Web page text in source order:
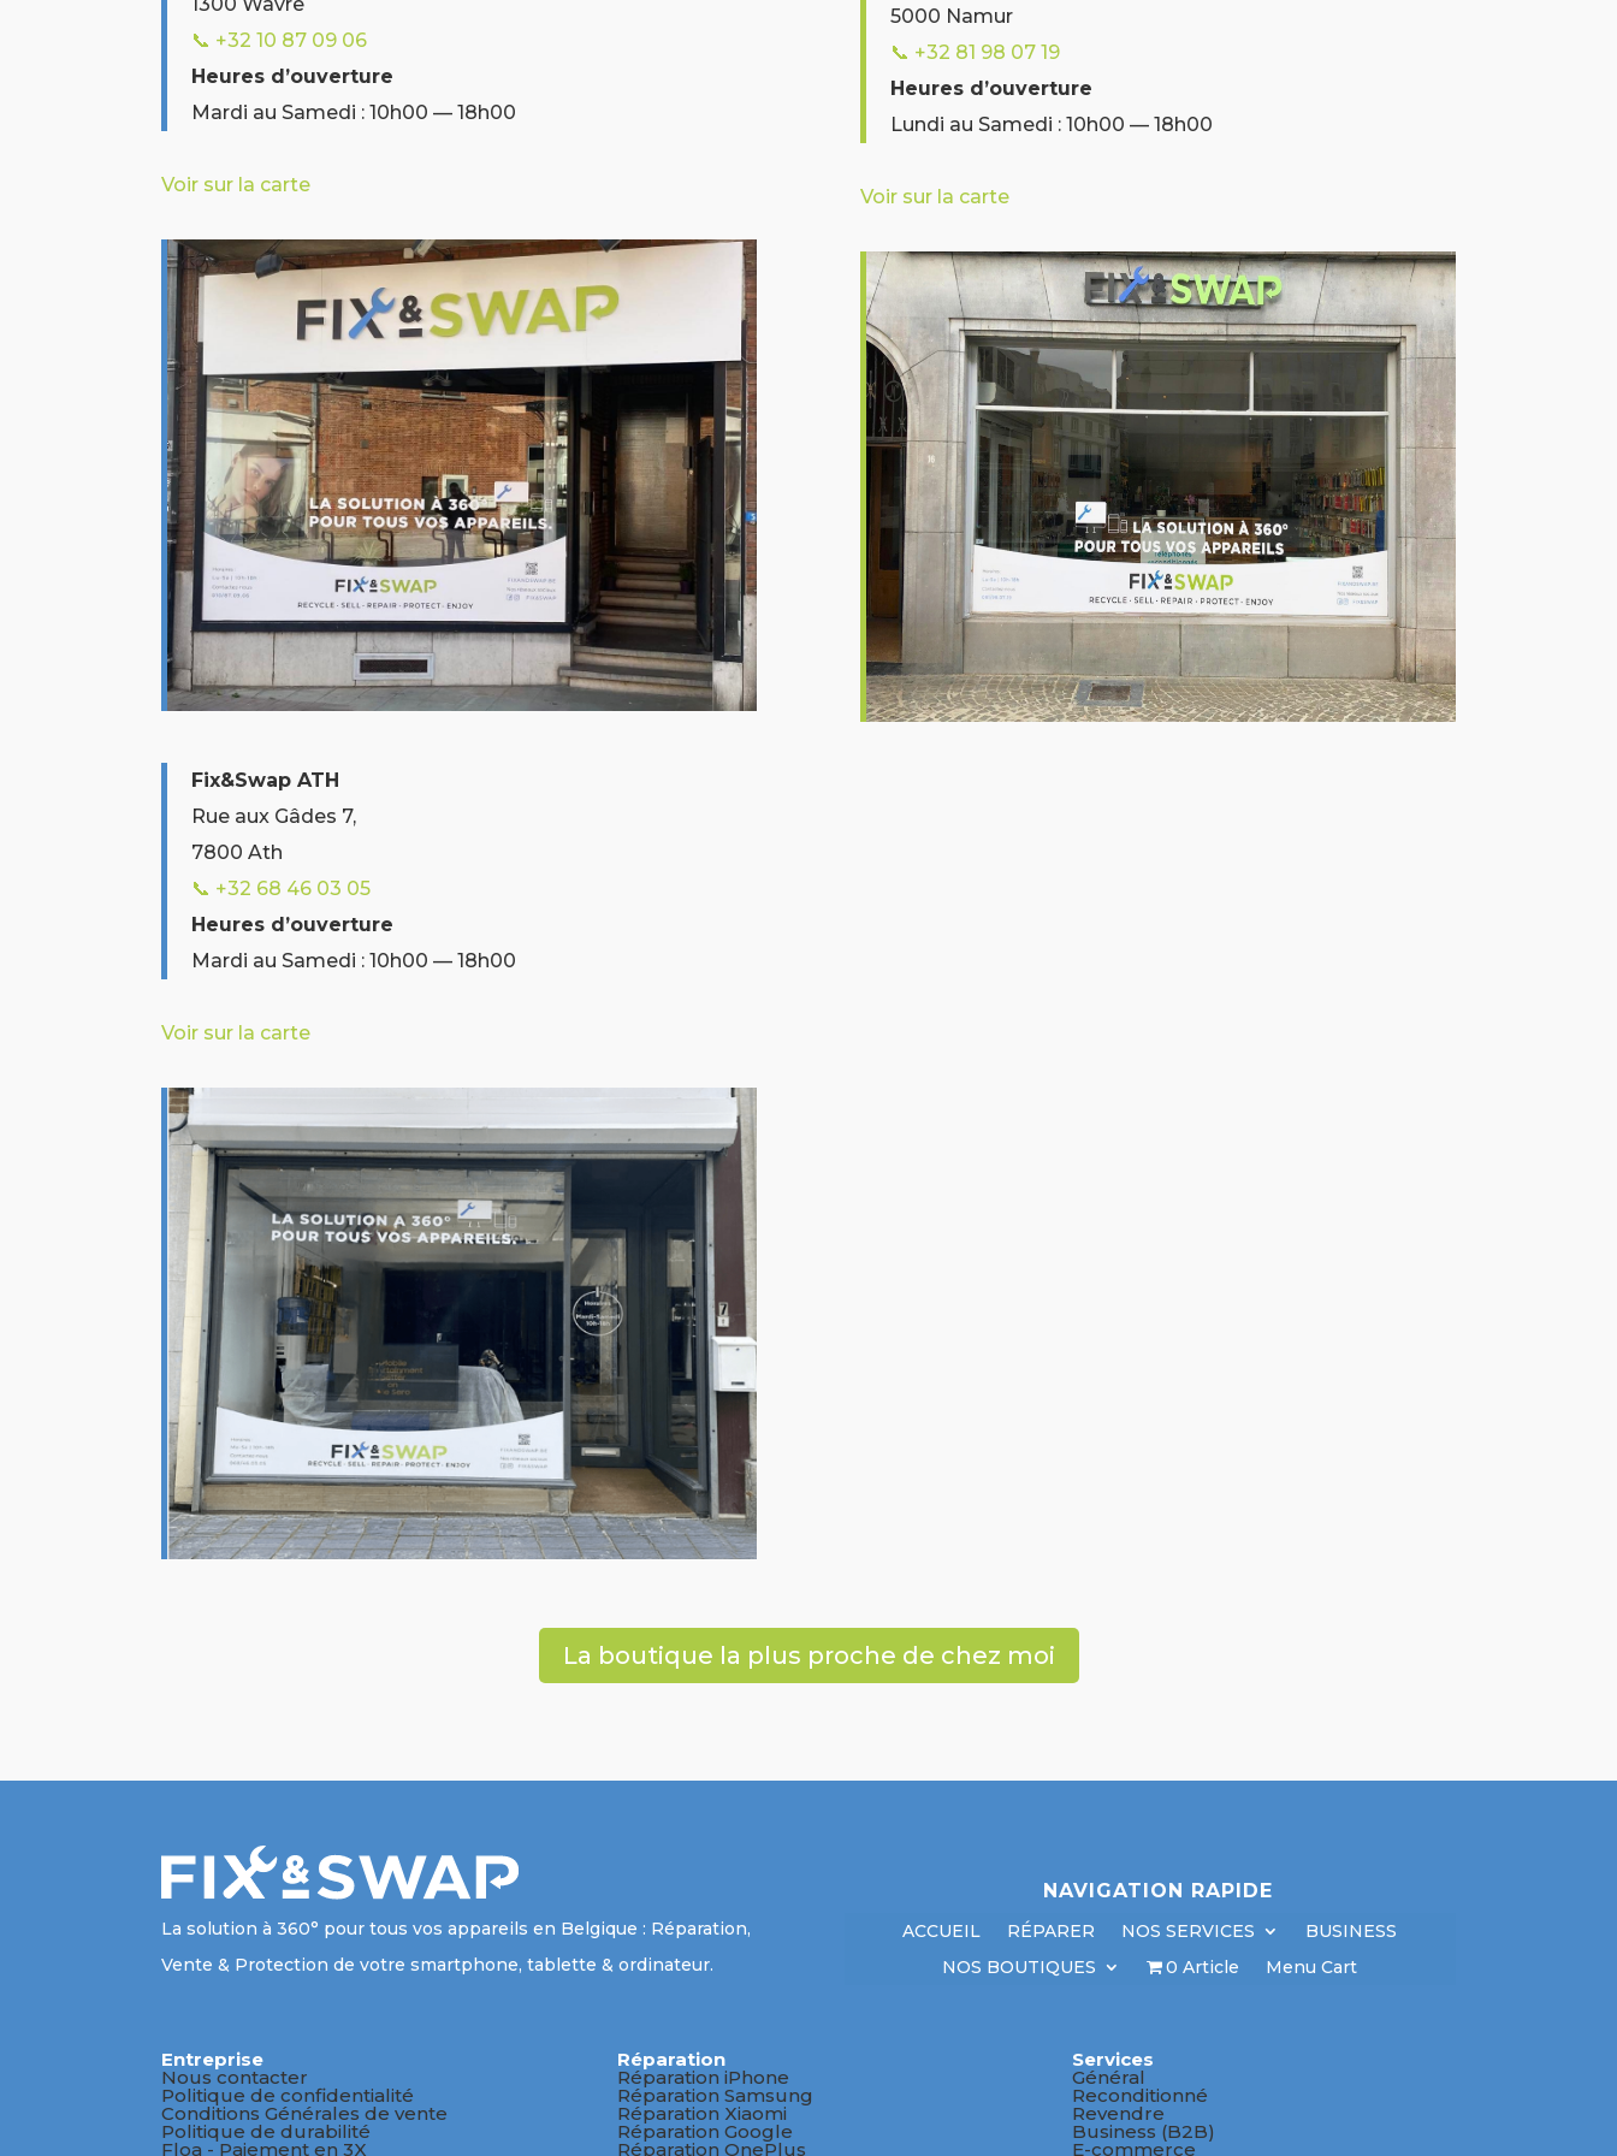
1300 Wavre
📞 +32 10 87 09 06
Heures d’ouverture
Mardi au Samedi : 10h00 — 18h00
Voir sur la carte
Fix&Swap ATH
Rue aux Gâdes 7,
7800 Ath
📞 +32 68 46 03 05
Heures d’ouverture
Mardi au Samedi : 10h00 — 18h00
Voir sur la carte
5000 Namur
📞 +32 81 98 07 19
Heures d’ouverture
Lundi au Samedi : 10h00 — 18h00
Voir sur la carte
La boutique la plus proche de chez moi
NAVIGATION RAPIDE
La solution à 360° pour tous vos appareils en Belgique : Réparation,
Vente & Protection de votre smartphone, tablette & ordinateur.
ACCUEIL RÉPARER NOS SERVICES
BUSINESS
NOS BOUTIQUES
0 Article Menu Cart
Entreprise
Nous contacter
Politique de confidentialité
Conditions Générales de vente
Politique de durabilité
Floa - Paiement en 3X
Réparation
Réparation iPhone
Réparation Samsung
Réparation Xiaomi
Réparation Google
Réparation OnePlus
Services
Général
Reconditionné
Revendre
Business (B2B)
E-commerce